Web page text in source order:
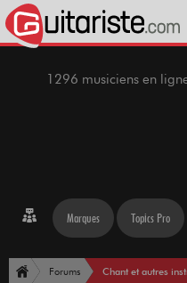
1296 musiciens en
Marques Topics Pro
Forums Chant et autres